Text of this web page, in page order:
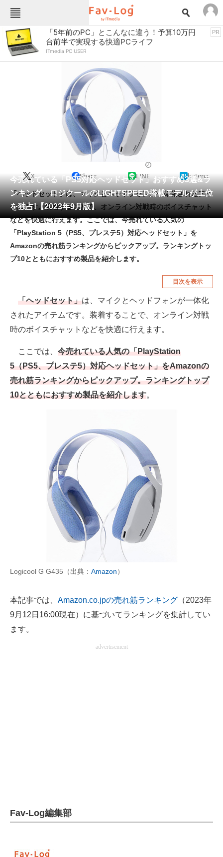
Fav-Logカテゴリー一覧
TOP アウトドア用品
インテリア・収納 おもちゃ・ホビー
キッチン家電
スイーツ・お菓子
スマホ・携帯電話
ファッション
ペット 家電
工具・DIY 本・DVD・CD
生活家電 生活用品
空調・季節家電 美容・コスメ
腕時計 車・バイク
食器・グラス・カトラリー
ITの今と未来を見通す
スマホと通信の最新トレンド
ビジネスと働き方のヒント
AI活用のいまが分かる
企業ITのトレンドを詳説
経営リーダーのコミュニティ
マーケ×ITの今がよく分かる
ITエンジニア向け専門サイト
企業向けIT製品の総合サイト
IT製品の技術・比較・事例
製造業のIT導入・活用を支援
「5年前のPC」とこんなに違う！予算10万円
台前半で実現する快適PCライフ
ITmedia PC USER
PR
今売れている「PS5対応ヘッドセット」おすすめ3選&ラ
ンキング ロジクールのLIGHTSPEED搭載モデルが上位
を独占!【2023年9月版】
X Share LINE hatena
「ヘッドセット」は、マイクとヘッドフォンが一体化されたアイ
テムです。装着することで、オンライン対戦時のボイスチャット
などを快適に行えます。ここでは、今売れている人気の
「PlayStation 5（PS5、プレステ5）対応ヘッドセット」を
Amazonの売れ筋ランキングからピックアップ。ランキングトッ
プ10とともにおすすめ製品を紹介します。
目次を表示
「ヘッドセット」は、マイクとヘッドフォンが一体化
されたアイテムです。装着することで、オンライン対戦
時のボイスチャットなどを快適に行えます。
ここでは、 今売れている人気の「PlayStation
5（PS5、プレステ5）対応ヘッドセット」をAmazonの
売れ筋ランキングからピックアップ。ランキングトップ
10とともにおすすめ製品を紹介します。
Logicool G G435（出典： Amazon）
本記事では、 Amazon.co.jpの売れ筋ランキング （2023年
9月12日16:00現在）に基づいてランキングを集計してい
ます。
advertisement
Fav-Log編集部